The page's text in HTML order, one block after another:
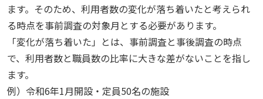
ます。そのため、利用者数の変化が落ち着いたと考えられ
る時点を事前調査の対象月とする必要があります。
「変化が落ち着いた」とは、事前調査と事後調査の時点
で、利用者数と職員数の比率に大きな差がないことを指し
ます。
例）令和6年1月開設・定員50名の施設